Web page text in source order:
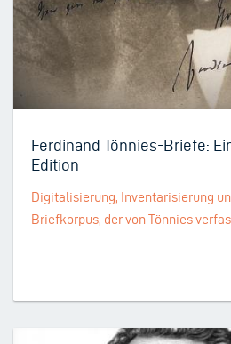
Ferdinand Tönnies-Briefe:
Edition
Digitalisierung, Inventarisierung
Briefkorpus, der von Tönnies